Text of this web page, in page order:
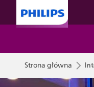
Strona główna